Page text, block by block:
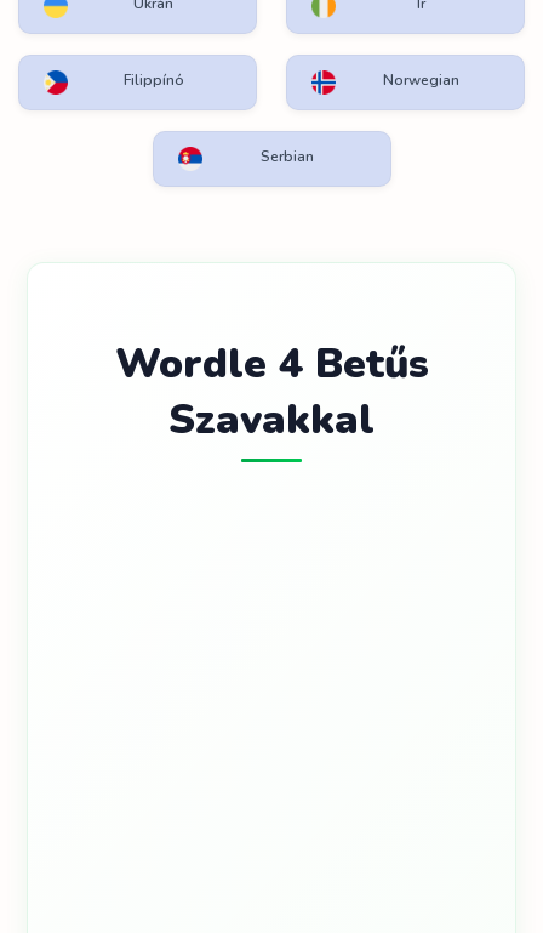
Filippínó Norwegian
Serbian
Wordle 4 Betűs
Szavakkal